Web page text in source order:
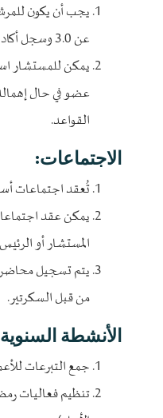
يجب أن يكون
عن 3.0 وسجل أكاديمي وسلوكي جيد.
يمكن للمستشار
عضو في حال
القواعد.
الاجتماعات:
تُعقد اجتماعات
يمكن عقد
المستشار أو
يتم تسجيل محاضر
من قبل السكرتير.
الأنشطة
جمع التبرعات
تنظيم فعاليات